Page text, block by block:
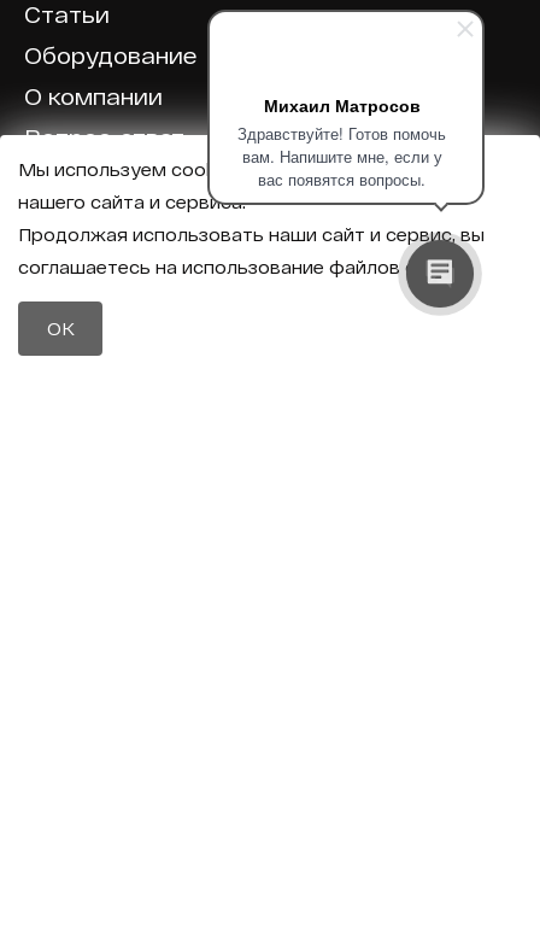
Михаил Матросов
Здравствуйте! Готов помочь
вам. Напишите мне, если у
вас появятся вопросы.
Статьи
Оборудование
О компании
Вопрос-ответ
Отзывы
Политика конфиденциальности
Политика обработки персональных данных
8 (800) 600-40-37
Мы используем cookie для корректной работы
нашего сайта и сервиса.
Продолжая использовать наши сайт и сервис, вы
соглашаетесь на использование файлов cookie.
OK